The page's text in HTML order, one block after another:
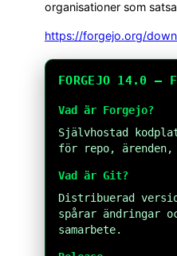
organisationer som
https://forgejo.org/
FORGEJO 14.0 –
Vad är Forgejo?
Självhostad
för repo, ärenden,
Vad är Git?
Distribuerad
spårar ändringar
samarbete.